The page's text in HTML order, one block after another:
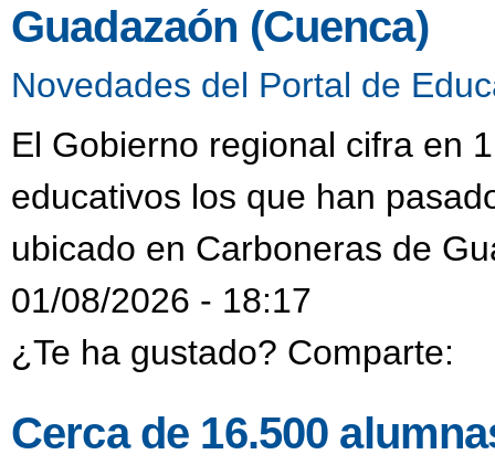
Guadazaón (Cuenca)
Novedades del Portal de
El Gobierno regional cifra en
educativos los que han
ubicado en Carboneras de
01/08/2026 - 18:17
¿Te ha gustado? Comparte:
Cerca de 16.500